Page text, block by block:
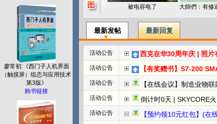
廖常初:《西门子人机界面
（触摸屏）组态与应用技术
第3版》
购书链接
被电容电了
最新发帖 最新回复
活动公告 西克在华30周年庆 | 照片
活动公告 【有奖赠书】S7-200 SMART
活动公告 【在线会议】制造业物
活动公告 倒计时0天 | SKYCORE火山湖超级工厂全
活动公告 【预约领10元红包】(在线直播)福